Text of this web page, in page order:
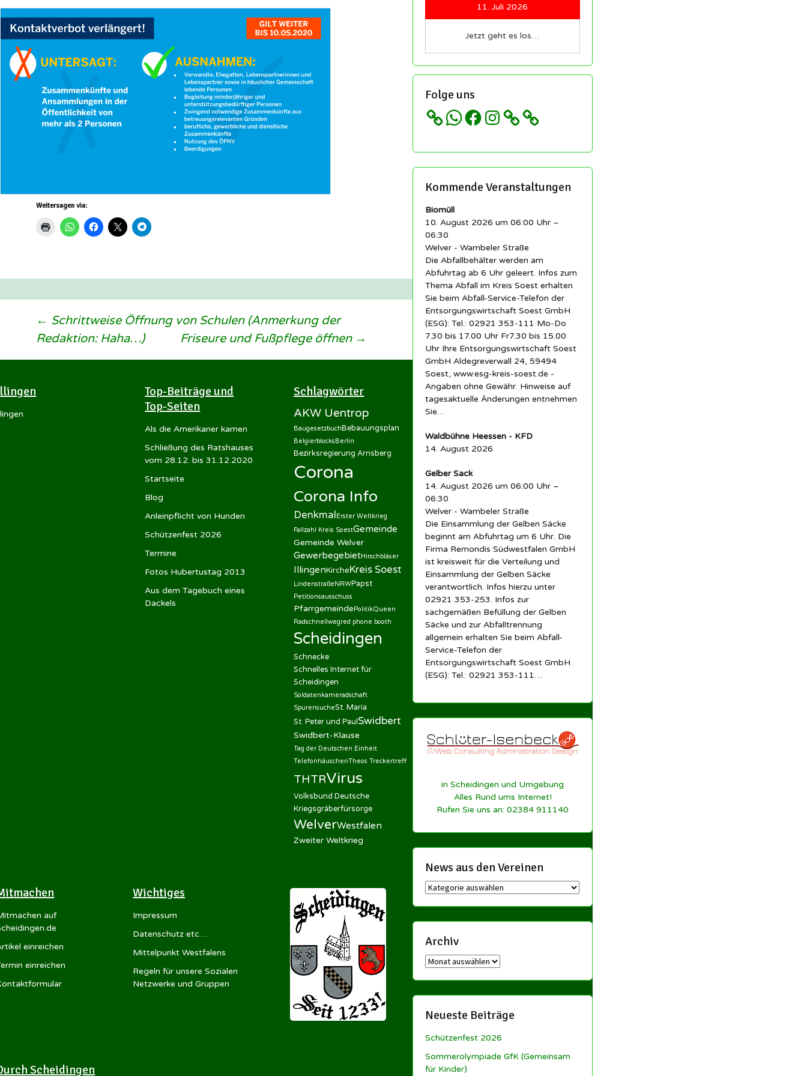
Schützenverein
SuS Scheidingen ▸
Wetter
history.scheidingen
Scheidingen auf
Wikipedia
herzlich willkommen!
Regeln für unsere
Gruppen
Impressum
Datenschutz etc…
Weitersagen via:
Beitragsnavigation
← Schrittweise Öffnung von Schulen (Anmerkung der
Redaktion: Haha…)
Friseure und Fußpflege öffnen →
11. Juli 2026
Jetzt geht es los…
Folge uns
WhatsApp
FacebookInstagram
Kommende Veranstaltungen
Biomüll
10. August 2026 um 06:00 Uhr –
06:30
Welver - Wambeler Straße
Die Abfallbehälter werden am
Abfuhrtag ab 6 Uhr geleert. Infos zum
Thema Abfall im Kreis Soest erhalten
Sie beim Abfall-Service-Telefon der
Entsorgungswirtschaft Soest GmbH
(ESG): Tel.: 02921 353-111 Mo-Do
7.30 bis 17.00 Uhr Fr7.30 bis 15.00
Uhr Ihre Entsorgungswirtschaft Soest
GmbH Aldegreverwall 24, 59494
Soest, www.esg-kreis-soest.de -
Angaben ohne Gewähr. Hinweise auf
tagesaktuelle Änderungen entnehmen
Sie…
Waldbühne Heessen - KFD
14. August 2026
Gelber Sack
14. August 2026 um 06:00 Uhr –
06:30
Welver - Wambeler Straße
Die Einsammlung der Gelben Säcke
beginnt am Abfuhrtag um 6 Uhr. Die
Firma Remondis Südwestfalen GmbH
ist kreisweit für die Verteilung und
Einsammlung der Gelben Säcke
verantwortlich. Infos hierzu unter
02921 353-253. Infos zur
sachgemäßen Befüllung der Gelben
Säcke und zur Abfalltrennung
allgemein erhalten Sie beim Abfall-
Service-Telefon der
Entsorgungswirtschaft Soest GmbH
(ESG): Tel.: 02921 353-111…
in Scheidingen und Umgebung
Alles Rund ums Internet!
Rufen Sie uns an: 02384 911140
News aus den Vereinen
News
Vereinen
Archiv
Archiv
Neueste Beiträge
Schützenfest 2026
Sommerolympiade GfK (Gemeinsam
für Kinder)
Top-Beiträge und
Top-Seiten
Als die Amerikaner kamen
Schließung des Ratshauses
vom 28.12. bis 31.12.2020
Startseite
Blog
Anleinpflicht von Hunden
Schützenfest 2026
Termine
Fotos Hubertustag 2013
Aus dem Tagebuch eines
Dackels
Schlagwörter
AKW Uentrop
BaugesetzbuchBebauungsplan
BelgierblocksBerlin
Bezirksregierung Arnsberg
Corona
Corona Info
DenkmalErster Weltkrieg
Fallzahl Kreis SoestGemeinde
Gemeinde Welver
GewerbegebietHirschbläser
IllingenKircheKreis Soest
LindenstraßeNRWPapst
Petitionsausschuss
PfarrgemeindePolitikQueen
Radschnellwegred phone booth
Scheidingen
Schnecke
Schnelles Internet für
Scheidingen
Soldatenkameradschaft
SpurensucheSt. Maria
St. Peter und PaulSwidbert
Swidbert-Klause
Tag der Deutschen Einheit
TelefonhäuschenTheos Treckertreff
THTRVirus
Volksbund Deutsche
Kriegsgräberfürsorge
WelverWestfalen
Zweiter Weltkrieg
auf
einreichen
einreichen
Wichtiges
Impressum
Datenschutz etc…
Mittelpunkt Westfalens
Regeln für unsere Sozialen
Netzwerke und Gruppen
Scheidingen